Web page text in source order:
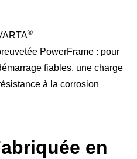
®
PowerFrame : pour
fiables, une charge
à la corrosion
en